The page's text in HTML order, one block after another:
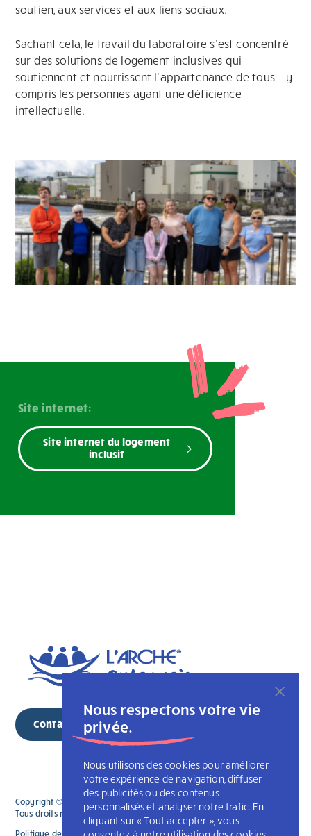
Nous respectons votre vie
privée.
Nous utilisons des cookies pour améliorer
votre expérience de navigation, diffuser
des publicités ou des contenus
personnalisés et analyser notre trafic. En
cliquant sur « Tout accepter », vous
soutien, aux services et aux liens sociaux.
Sachant cela, le travail du laboratoire s’est concentré
sur des solutions de logement inclusives qui
soutiennent et nourrissent l’appartenance de tous – y
compris les personnes ayant une déficience
intellectuelle.
Site internet:
Site internet du logement
inclusif
Contactez-nous
Copyright © 2026 Copyright © 2025 L'Association des Arches du Québec.
Tous droits réservés
Politique de confidentialité
L’Arche Canada